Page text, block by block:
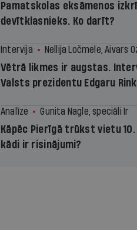
Pamatskolas eksāmenos
devītklasnieks. Ko darīt?
Intervija Nellija Ločmele, Aivars
Vētrā likmes ir augstas.
Valsts prezidentu Edgaru
Analīze Gunita Nagle, speciāli Ir
Kāpēc Pierīgā trūkst vietu
kādi ir risinājumi?